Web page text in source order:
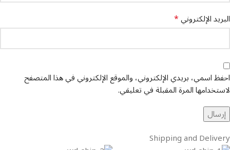
البريد الإلكتروني*
احفظ اسمي، بريدي الإلكتروني، والموقع الإلكتروني في هذا المتصفح
لاستخدامها المرة المقبلة في تعليقي.
Shipping and Delivery